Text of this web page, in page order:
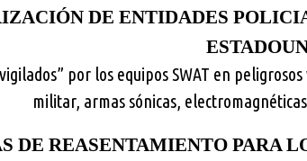
DE ENTIDADES
por los equipos SWAT en
militar, armas sónicas,
DE REASENTAMIENTO PARA